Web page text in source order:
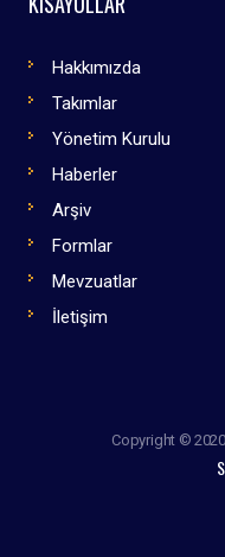
Hakkımızda
Takımlar
Yönetim Kurulu
Haberler
Arşiv
Formlar
Mevzuatlar
İletişim
Copyright ©